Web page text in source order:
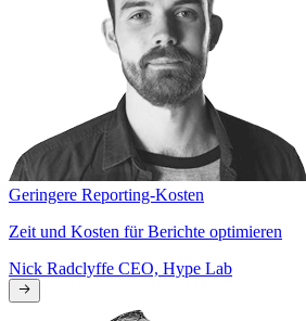
Geringere Reporting-Kosten
Zeit und Kosten für Berichte optimieren
Nick Radclyffe CEO, Hype Lab